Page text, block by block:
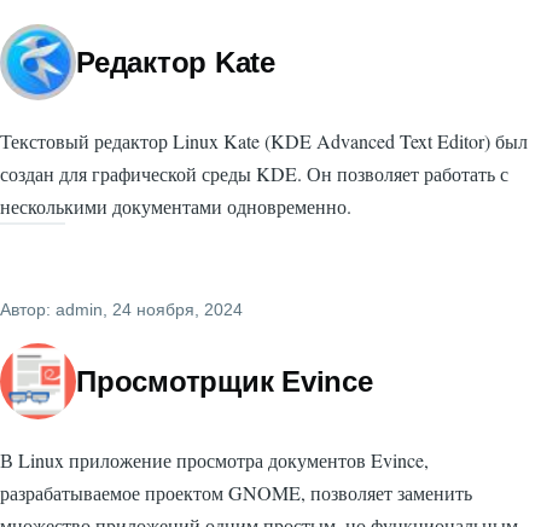
Редактор Kate
Текстовый редактор Linux Kate (KDE Advanced Text Editor) был
создан для графической среды KDE. Он позволяет работать с
несколькими документами одновременно.
Автор: admin , 24 ноября, 2024
Просмотрщик Evince
В Linux приложение просмотра документов Evince,
разрабатываемое проектом GNOME, позволяет заменить